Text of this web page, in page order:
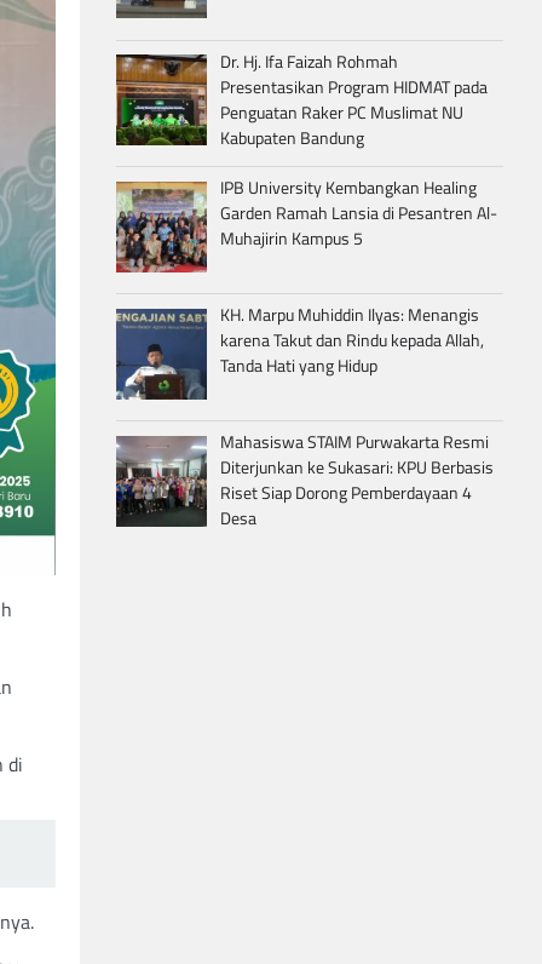
di
Dr. Hj. Ifa Faizah Rohmah
Presentasikan Program HIDMAT pada
Penguatan Raker PC Muslimat NU
Kabupaten Bandung
IPB University Kembangkan Healing
Garden Ramah Lansia di Pesantren Al-
Muhajirin Kampus 5
KH. Marpu Muhiddin Ilyas: Menangis
karena Takut dan Rindu kepada Allah,
Tanda Hati yang Hidup
Mahasiswa STAIM Purwakarta Resmi
Diterjunkan ke Sukasari: KPU Berbasis
Riset Siap Dorong Pemberdayaan 4
Desa